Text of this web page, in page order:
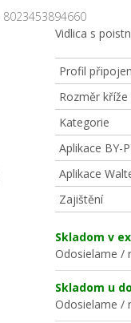
8023453894660
Vidlica s
Profil
Rozměr kříže
Kategorie
Aplikace BY-
Aplikace
Zajištění
Skladom v
Odosielame /
Skladom u
Odosielame /